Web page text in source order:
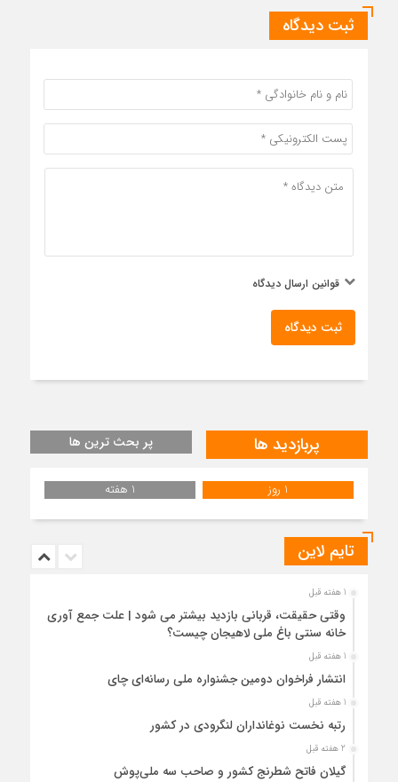
ثبت دیدگاه
قوانین ارسال دیدگاه
ثبت دیدگاه
پربازدید ها پر بحث ترین ها
1 روز 1 هفته
تایم لاین
1 هفته قبل
وقتی حقیقت، قربانی بازدید بیشتر می شود | علت جمع آوری
خانه سنتی باغ ملی لاهیجان چیست؟
1 هفته قبل
انتشار فراخوان دومین جشنواره ملی رسانه‌ای چای
1 هفته قبل
رتبه نخست نوغانداران لنگرودی در کشور
2 هفته قبل
گیلان فاتح شطرنج کشور و صاحب سه ملی‌پوش